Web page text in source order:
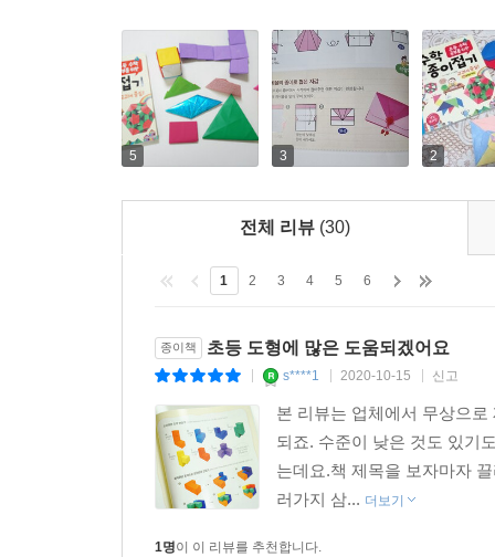
5 3 2
전체 리뷰 (30)
1 2 3 4 5 6
종이책 초등 도형에 많은 도움되겠어요
s****1 2020-10-15 신고
본 리뷰는 업체에서 무상으
되죠. 수준이 낮은 것도 있기
는데요.책 제목을 보자마자
러가지 삼... 더보기
1명이 이 리뷰를 추천합니다.